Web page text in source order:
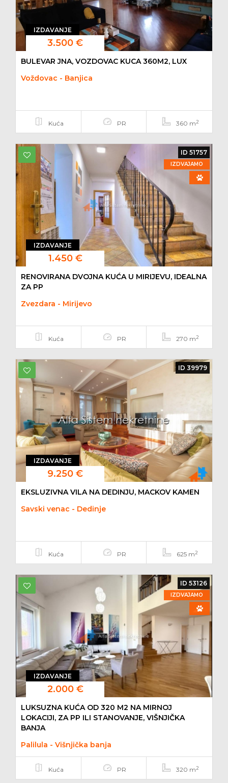
IZDAVANJE
3.500 €
BULEVAR JNA, VOZDOVAC KUCA 360M2, LUX
Voždovac - Banjica
Kuća PR 360 m2
IZDAVANJE
1.450 €
ID 51757
IZDVAJAMO
RENOVIRANA DVOJNA KUĆA U MIRIJEVU, IDEALNA
ZA PP
Zvezdara - Mirijevo
Kuća PR 270 m2
IZDAVANJE
9.250 €
ID 39979
EKSLUZIVNA VILA NA DEDINJU, MACKOV KAMEN
Savski venac - Dedinje
Kuća PR 625 m2
IZDAVANJE
2.000 €
ID 53126
IZDVAJAMO
LUKSUZNA KUĆA OD 320 M2 NA MIRNOJ
LOKACIJI, ZA PP ILI STANOVANJE, VIŠNJIČKA
BANJA
Palilula - Višnjička banja
Kuća PR 320 m2